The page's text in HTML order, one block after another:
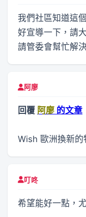
我們社區知道這
好宣導一下，請
請管委會幫忙解
阿廖
回覆 阿廖 的文章
Wish 歐洲換新的
叮咚
希望能好一點，